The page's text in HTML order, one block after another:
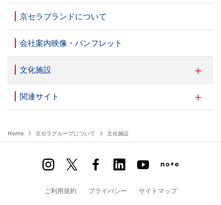
京セラブランドについて
会社案内映像・パンフレット
文化施設
関連サイト
Home 京セラグループについて 文化施設
ご利用規約 プライバシー サイトマップ